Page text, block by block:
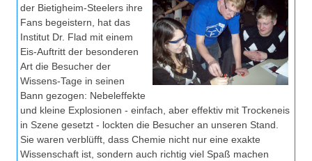
Eduthek
Unsere Linktipps
Pressearchiv
Benzolring-Archiv
der Bietigheim-Steelers ihre
Fans begeistern, hat das
Institut Dr. Flad mit einem
Eis-Auftritt der besonderen
Art die Besucher der
Wissens-Tage in seinen
Bann gezogen: Nebeleffekte
und kleine Explosionen - einfach, aber effektiv mit Trockeneis
in Szene gesetzt - lockten die Besucher an unseren Stand.
Sie waren verblüfft, dass Chemie nicht nur eine exakte
Wissenschaft ist, sondern auch richtig viel Spaß machen